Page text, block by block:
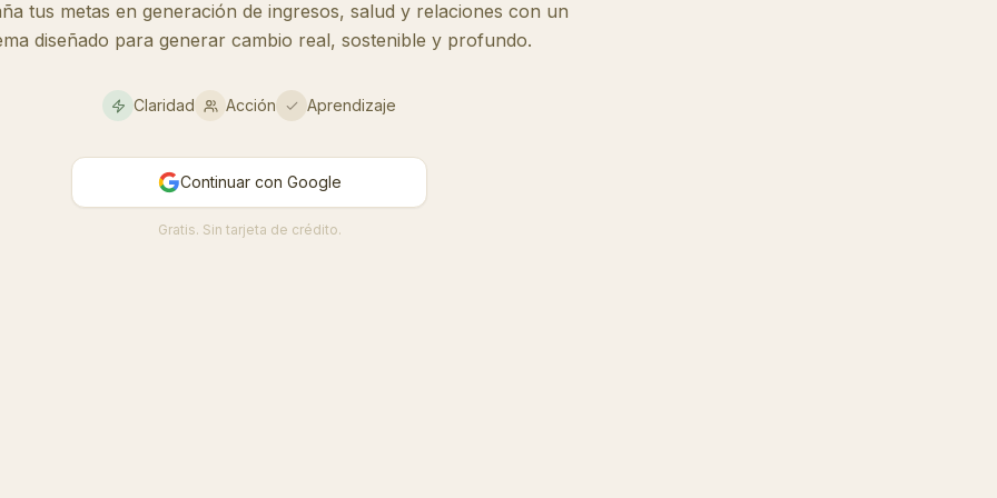
tus metas en generación de ingresos, salud y relaciones con un
diseñado para generar cambio real, sostenible y profundo.
Claridad Acción Aprendizaje
Continuar con Google
Gratis. Sin tarjeta de crédito.